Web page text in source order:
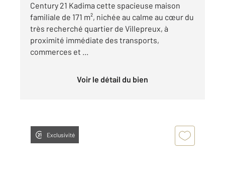
Century 21 Kadima cette spacieuse maison
familiale de 171 m², nichée au calme au cœur du
très recherché quartier de Villepreux, à
proximité immédiate des transports,
commerces et ...
Voir le détail du bien
Exclusivité